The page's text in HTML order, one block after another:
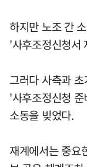
하지만 노조 간
'사후조정신청서
그러다 사측과
'사후조정신청
소동을 빚었다.
재계에서는 중요